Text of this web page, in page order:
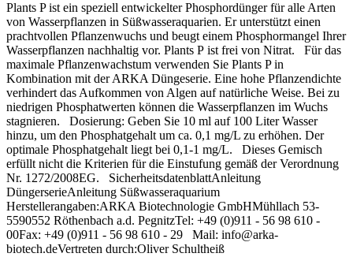
Plants P ist ein speziell entwickelter Phosphordünger für alle Arten
von Wasserpflanzen in Süßwasseraquarien. Er unterstützt einen
prachtvollen Pflanzenwuchs und beugt einem Phosphormangel Ihrer
Wasserpflanzen nachhaltig vor. Plants P ist frei von Nitrat. Für das
maximale Pflanzenwachstum verwenden Sie Plants P in
Kombination mit der ARKA Düngeserie. Eine hohe Pflanzendichte
verhindert das Aufkommen von Algen auf natürliche Weise. Bei zu
niedrigen Phosphatwerten können die Wasserpflanzen im Wuchs
stagnieren. Dosierung: Geben Sie 10 ml auf 100 Liter Wasser
hinzu, um den Phosphatgehalt um ca. 0,1 mg/L zu erhöhen. Der
optimale Phosphatgehalt liegt bei 0,1-1 mg/L. Dieses Gemisch
erfüllt nicht die Kriterien für die Einstufung gemäß der Verordnung
Nr. 1272/2008EG. SicherheitsdatenblattAnleitung
DüngerserieAnleitung Süßwasseraquarium
Herstellerangaben:ARKA Biotechnologie GmbHMühllach 53-
5590552 Röthenbach a.d. PegnitzTel: +49 (0)911 - 56 98 610 -
00Fax: +49 (0)911 - 56 98 610 - 29 Mail: info@arka-
biotech.deVertreten durch:Oliver Schultheiß